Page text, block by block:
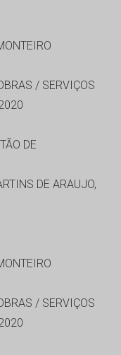
/ SERVIÇOS
DE
DE ARAUJO,
/ SERVIÇOS